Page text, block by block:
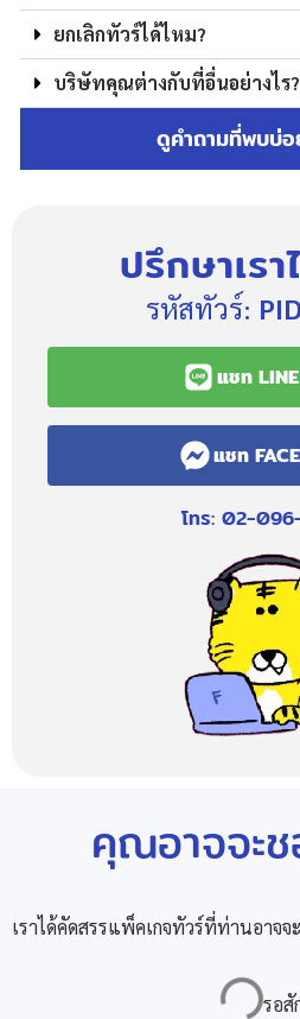
ยกเลิกทัวร์ได้ไหม?
บริษัทคุณต่างกับที่อื่นอย่างไร?
ดูคำถามที่พบบ่
ปรึกษาเร
รหัสทัวร์:
แชท LINE
แชท
โทร: 02-
คุณอาจจะ
เราได้คัดสรรแพ็คเกจทัวร์ที่ท่านอาจ